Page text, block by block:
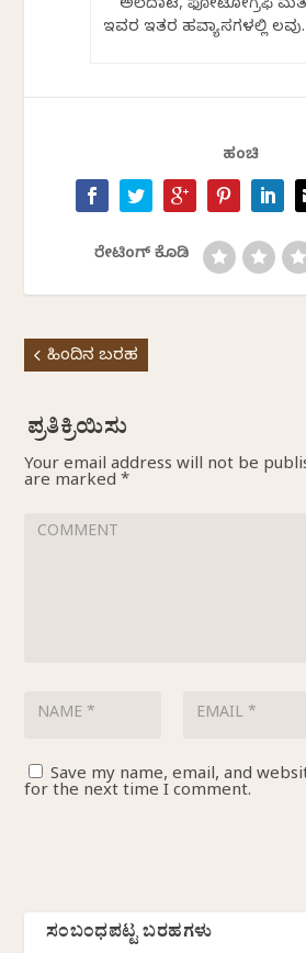
ಅಲೆದಾಟ, ಫೋಟೋಗ್ರಫಿ
ಇವರ ಇತರ ಹವ್ಯಾಸಗಳಲ್ಲಿ
ಹಂಚಿ
ರೇಟಿಂಗ್ ಕೊಡಿ
ಹಿಂದಿನ ಬರಹ
Your email address will not be
are marked *
Save my name, email, and
for the next time I comment.
ಸಂಬಂಧಪಟ್ಟ ಬರಹಗಳು